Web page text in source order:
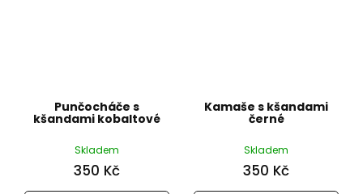
Punčocháče s
kšandami kobaltové
Skladem
350 Kč
Kamaše s kšandami
černé
Skladem
350 Kč